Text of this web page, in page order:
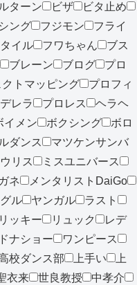
ターン ビザ
ビタ止め
ング フジモン
フライ
イル フワちゃん
ブス
ブレーン ブログ
プロ
トマッピング
プロフィ
レラ プロレス
ヘラヘ
イメン ボクシング
ボロ
ダンス
マツケンサンバ
リス
ミスユニバース
ネ
メンタリストDaiGo
ル ヤンガル
ラスト
リッキー リュック
レデ
ナショー
ワンピース
校ダンス部 上手い
上
衣来 世良教授
中孝介